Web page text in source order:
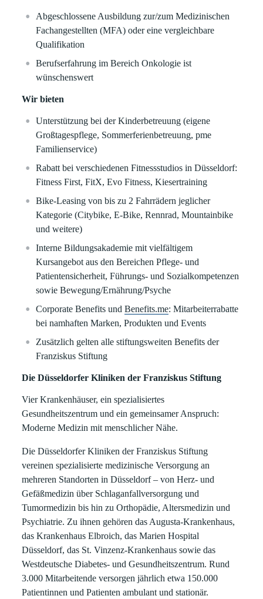
Abgeschlossene Ausbildung zur/zum Medizinischen
Fachangestellten (MFA) oder eine vergleichbare
Qualifikation
Berufserfahrung im Bereich Onkologie ist
wünschenswert
Wir bieten
Unterstützung bei der Kinderbetreuung (eigene
Großtagespflege, Sommerferienbetreuung, pme
Familienservice)
Rabatt bei verschiedenen Fitnessstudios in Düsseldorf:
Fitness First, FitX, Evo Fitness, Kiesertraining
Bike-Leasing von bis zu 2 Fahrrädern jeglicher
Kategorie (Citybike, E-Bike, Rennrad, Mountainbike
und weitere)
Interne Bildungsakademie mit vielfältigem
Kursangebot aus den Bereichen Pflege- und
Patientensicherheit, Führungs- und Sozialkompetenzen
sowie Bewegung/Ernährung/Psyche
Corporate Benefits undBenefits.me: Mitarbeiterrabatte
bei namhaften Marken, Produkten und Events
Zusätzlich gelten alle stiftungsweiten Benefits der
Franziskus Stiftung
Die Düsseldorfer Kliniken der Franziskus Stiftung
Vier Krankenhäuser, ein spezialisiertes
Gesundheitszentrum und ein gemeinsamer Anspruch:
Moderne Medizin mit menschlicher Nähe.
Die Düsseldorfer Kliniken der Franziskus Stiftung
vereinen spezialisierte medizinische Versorgung an
mehreren Standorten in Düsseldorf – von Herz- und
Gefäßmedizin über Schlaganfallversorgung und
Tumormedizin bis hin zu Orthopädie, Altersmedizin und
Psychiatrie. Zu ihnen gehören das Augusta-Krankenhaus,
das Krankenhaus Elbroich, das Marien Hospital
Düsseldorf, das St. Vinzenz-Krankenhaus sowie das
Westdeutsche Diabetes- und Gesundheitszentrum. Rund
3.000 Mitarbeitende versorgen jährlich etwa 150.000
Patientinnen und Patienten ambulant und stationär.